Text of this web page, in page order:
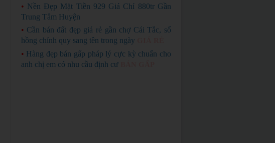
• Nền Đẹp Mặt Tiền 929 Giá Chỉ 880tr Gần
Trung Tâm Huyện
• Cần bán đất đẹp giá rẻ gần chợ Cái Tắc, sổ
hồng chính quy sang tên trong ngày
• Hàng đẹp bán gấp pháp lý cực kỳ chuẩn cho
anh chị em có nhu cầu định cư